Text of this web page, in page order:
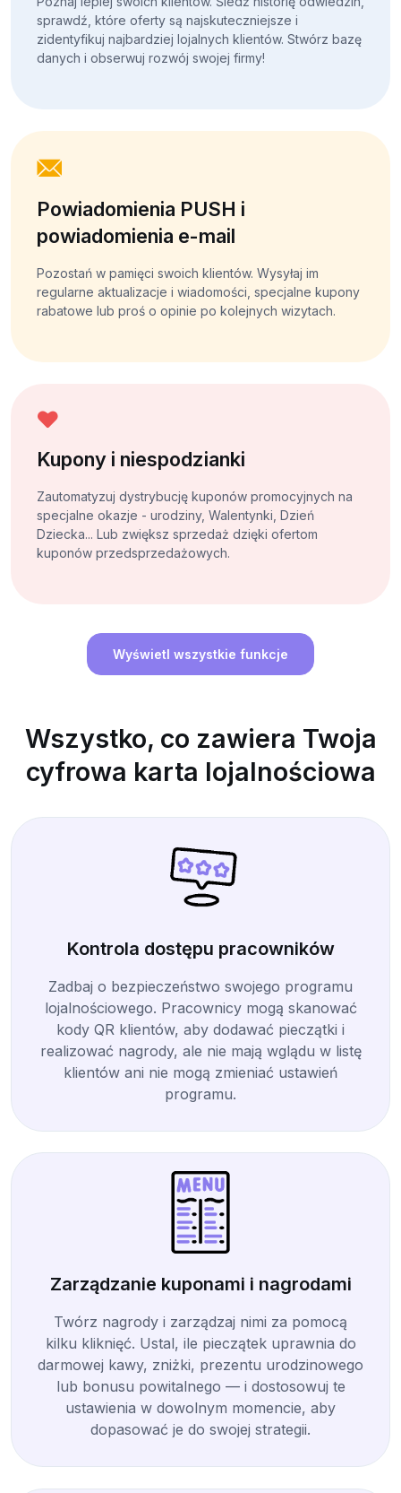
sprawdź, które oferty są najskuteczniejsze i
zidentyfikuj najbardziej lojalnych klientów. Stwórz bazę
danych i obserwuj rozwój swojej firmy!
Powiadomienia PUSH i
powiadomienia e-mail
Pozostań w pamięci swoich klientów. Wysyłaj im
regularne aktualizacje i wiadomości, specjalne kupony
rabatowe lub proś o opinie po kolejnych wizytach.
Kupony i niespodzianki
Zautomatyzuj dystrybucję kuponów promocyjnych na
specjalne okazje - urodziny, Walentynki, Dzień
Dziecka... Lub zwiększ sprzedaż dzięki ofertom
kuponów przedsprzedażowych.
Wyświetl wszystkie funkcje
Wszystko, co zawiera Twoja
cyfrowa karta lojalnościowa
Kontrola dostępu pracowników
Zadbaj o bezpieczeństwo swojego programu
lojalnościowego. Pracownicy mogą skanować
kody QR klientów, aby dodawać pieczątki i
realizować nagrody, ale nie mają wglądu w listę
klientów ani nie mogą zmieniać ustawień
programu.
Zarządzanie kuponami i nagrodami
Twórz nagrody i zarządzaj nimi za pomocą
kilku kliknięć. Ustal, ile pieczątek uprawnia do
darmowej kawy, zniżki, prezentu urodzinowego
lub bonusu powitalnego — i dostosowuj te
ustawienia w dowolnym momencie, aby
dopasować je do swojej strategii.